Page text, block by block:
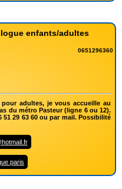
enfants/adultes
0651296360
adultes, je vous accueille au
du métro Pasteur (ligne 6 ou 12).
51 29 63 60 ou par mail. Possibilité
paris